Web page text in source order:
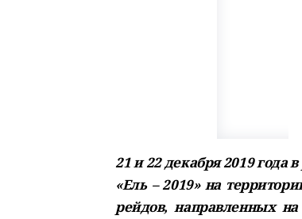
21 и 22 декабря 2019 года
«Ель – 2019» на
рейдов, направленных